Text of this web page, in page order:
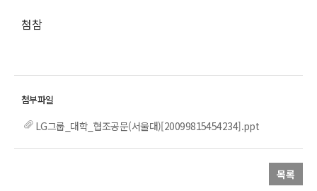
첨참
LG그룹_대학_협조공문(서울대)[20099815454234].ppt
목록